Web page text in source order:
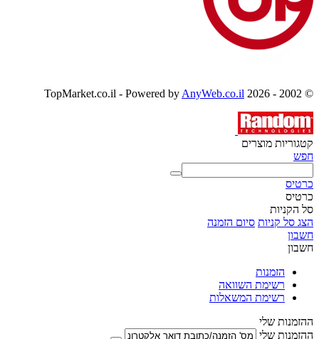
© 2002 - 2026 TopMarket.co.il - Powered by
AnyWeb.co.il
קטגוריות מוצרים
חפש
כרטיס
כרטיס
סל הקניות
הצג סל קניות סיום הזמנה
חשבון
חשבון
הזמנות
רשימת השוואה
רשימת המשאלות
ההזמנות שלי
ההזמנות שלי